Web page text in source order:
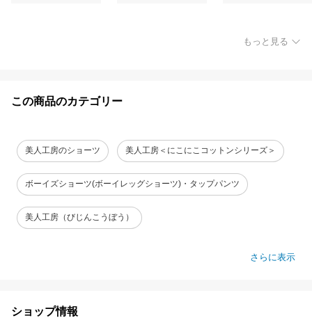
もっと見る
この商品のカテゴリー
美人工房のショーツ 美人工房＜にこにこコットンシリーズ＞
ボーイズショーツ(ボーイレッグショーツ)・タップパンツ
美人工房（びじんこうぼう）
さらに表示
ショップ情報